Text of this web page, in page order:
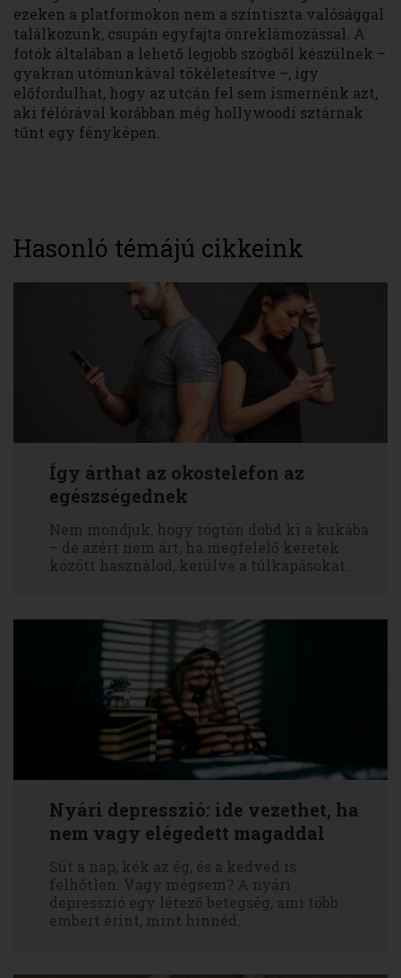
ezeken a platformokon nem a színtiszta valósággal
találkozunk, csupán egyfajta önreklámozással. A
fotók általában a lehető legjobb szögből készülnek –
gyakran utómunkával tökéletesítve –, így
előfordulhat, hogy az utcán fel sem ismernénk azt,
aki félórával korábban még hollywoodi sztárnak
tűnt egy fényképen.
Hasonló témájú cikkeink
Így árthat az okostelefon az
egészségednek
Nem mondjuk, hogy rögtön dobd ki a kukába
– de azért nem árt, ha megfelelő keretek
között használod, kerülve a túlkapásokat.
Nyári depresszió: ide vezethet, ha
nem vagy elégedett magaddal
Süt a nap, kék az ég, és a kedved is
felhőtlen. Vagy mégsem? A nyári
depresszió egy létező betegség, ami több
embert érint, mint hinnéd.